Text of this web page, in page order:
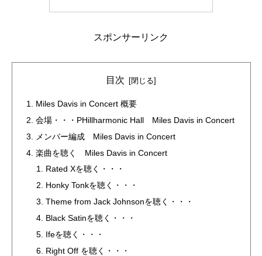
スポンサーリンク
目次
Miles Davis in Concert 概要
会場・・・PHillharmonic Hall Miles Davis in Concert
メンバー編成 Miles Davis in Concert
楽曲を聴く Miles Davis in Concert
Rated Xを聴く・・・
Honky Tonkを聴く・・・
Theme from Jack Johnsonを聴く・・・
Black Satinを聴く・・・
Ifeを聴く・・・
Right Off を聴く・・・